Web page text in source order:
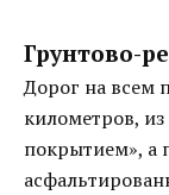
Грунтово-
Дорог на всем
километров,
покрытием», а